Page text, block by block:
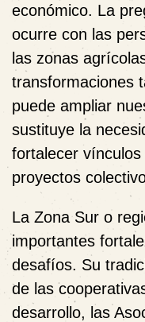
económico. La
ocurre con las
las zonas
transformaciones
puede ampliar
sustituye la
fortalecer
proyectos
La Zona Sur o
importantes
desafíos. Su
de las
desarrollo, las